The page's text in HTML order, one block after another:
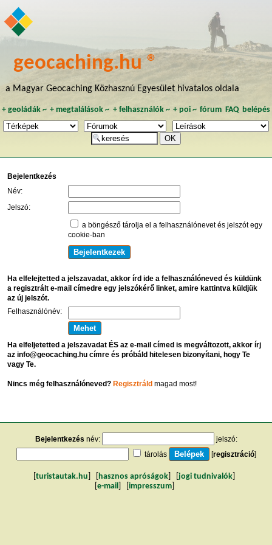
geocaching.hu ®
a Magyar Geocaching Közhasznú Egyesület hivatalos oldala
+ geoládák~ +megtalálások ~ + felhasználók~ + poi~ fórum FAQ belépés
Bejelentkezés
Név:
Jelszó:
a böngésző tárolja el a felhasználónevet és jelszót egy
cookie-ban
Ha elfelejtetted a jelszavadat, akkor írd ide a felhasználóneved és küldünk
a regisztrált e-mail címedre egy jelszókérő linket, amire kattintva küldjük
az új jelszót.
Felhasználónév:
Ha elfeljetetted a jelszavadat ÉS az e-mail címed is megváltozott, akkor írj
az info@geocaching.hu címre és próbáld hitelesen bizonyítani, hogy Te
vagy Te.
Nincs még felhasználóneved? Regisztráldmagad most!
Bejelentkezés név:
jelszó:
tárolás
[regisztráció]
turistautak.hu hasznos apróságok jogi tudnivalók
e-mail impresszum]